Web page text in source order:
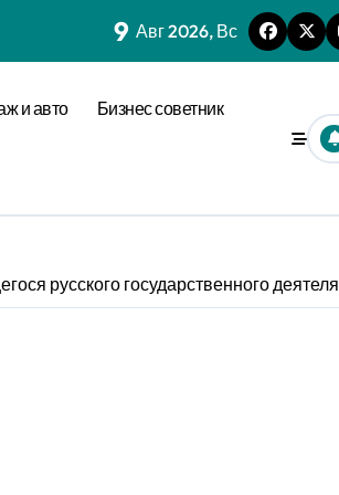
9 Авг 2026, Вс
и авто
Бизнес советник
русского государственного деятеля